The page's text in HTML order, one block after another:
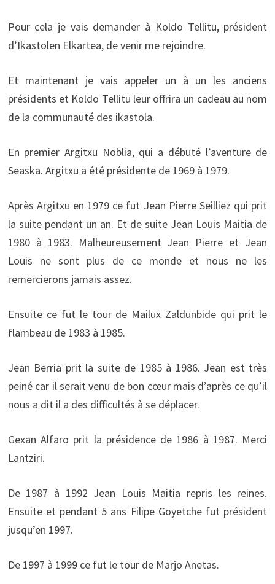
Pour cela je vais demander à Koldo Tellitu, président
d’Ikastolen Elkartea, de venir me rejoindre.
Et maintenant je vais appeler un à un les anciens
présidents et Koldo Tellitu leur offrira un cadeau au nom
de la communauté des ikastola.
En premier Argitxu Noblia, qui a débuté l’aventure de
Seaska. Argitxu a été présidente de 1969 à 1979.
Après Argitxu en 1979 ce fut Jean Pierre Seilliez qui prit
la suite pendant un an. Et de suite Jean Louis Maitia de
1980 à 1983. Malheureusement Jean Pierre et Jean
Louis ne sont plus de ce monde et nous ne les
remercierons jamais assez.
Ensuite ce fut le tour de Mailux Zaldunbide qui prit le
flambeau de 1983 à 1985.
Jean Berria prit la suite de 1985 à 1986. Jean est très
peiné car il serait venu de bon cœur mais d’après ce qu’il
nous a dit il a des difficultés à se déplacer.
Gexan Alfaro prit la présidence de 1986 à 1987. Merci
Lantziri.
De 1987 à 1992 Jean Louis Maitia repris les reines.
Ensuite et pendant 5 ans Filipe Goyetche fut président
jusqu’en 1997.
De 1997 à 1999 ce fut le tour de Marjo Anetas.